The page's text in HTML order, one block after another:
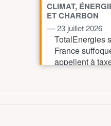
CLIMAT,
ET CHARBON
—23 juillet 2026
TotalEnergies
France
appellent à